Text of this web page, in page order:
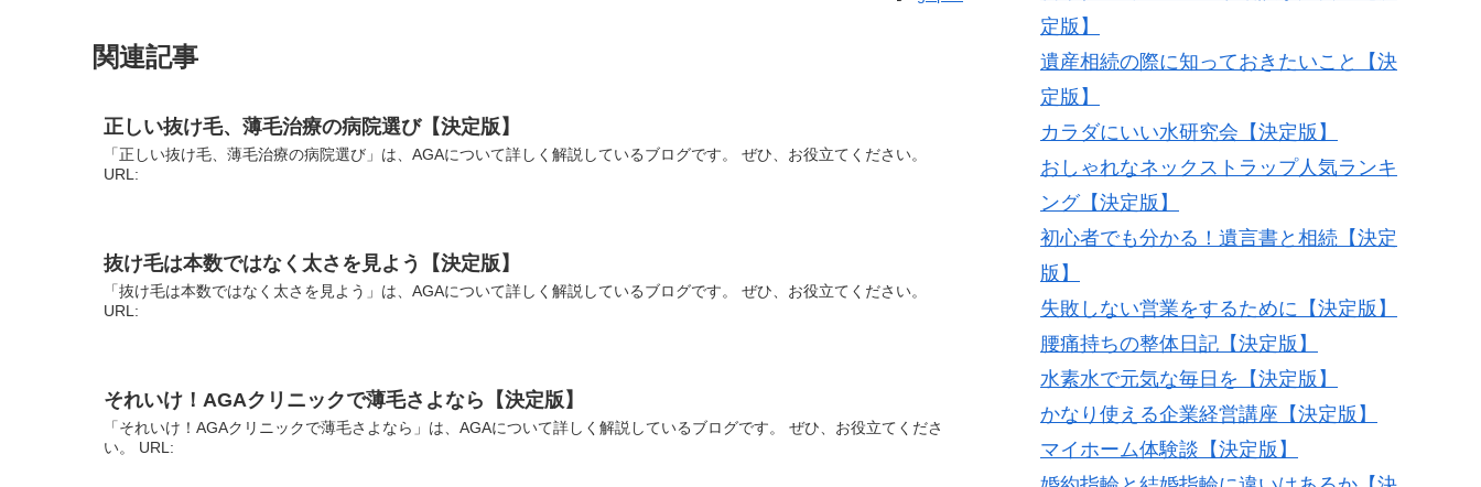
関連記事
正しい抜け毛、薄毛治療の病院選び【決定版】
「正しい抜け毛、薄毛治療の病院選び」は、AGAについて詳しく解説しているブログです。 ぜひ、お役立てください。
URL:
抜け毛は本数ではなく太さを見よう【決定版】
「抜け毛は本数ではなく太さを見よう」は、AGAについて詳しく解説しているブログです。 ぜひ、お役立てください。
URL:
それいけ！AGAクリニックで薄毛さよなら【決定版】
「それいけ！AGAクリニックで薄毛さよなら」は、AGAについて詳しく解説しているブログです。 ぜひ、お役立てくださ
い。 URL:
定版】
遺産相続の際に知っておきたいこと【決
定版】
カラダにいい水研究会【決定版】
おしゃれなネックストラップ人気ランキ
ング【決定版】
初心者でも分かる！遺言書と相続【決定
版】
失敗しない営業をするために【決定版】
腰痛持ちの整体日記【決定版】
水素水で元気な毎日を【決定版】
かなり使える企業経営講座【決定版】
マイホーム体験談【決定版】